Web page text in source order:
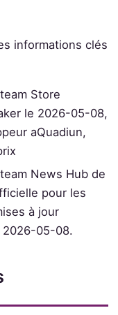
informations clés
Store
le 2026-05-08,
aQuadiun,
News Hub de
pour les
à jour
2026-05-08.